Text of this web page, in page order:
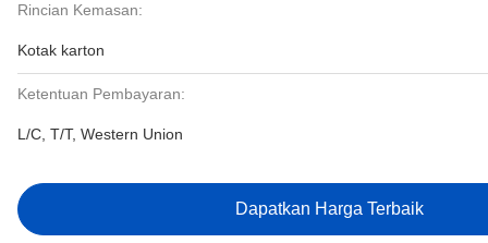
Rincian Kemasan:
Kotak karton
Ketentuan Pembayaran:
L/C, T/T, Western Union
Dapatkan Harga Terbaik